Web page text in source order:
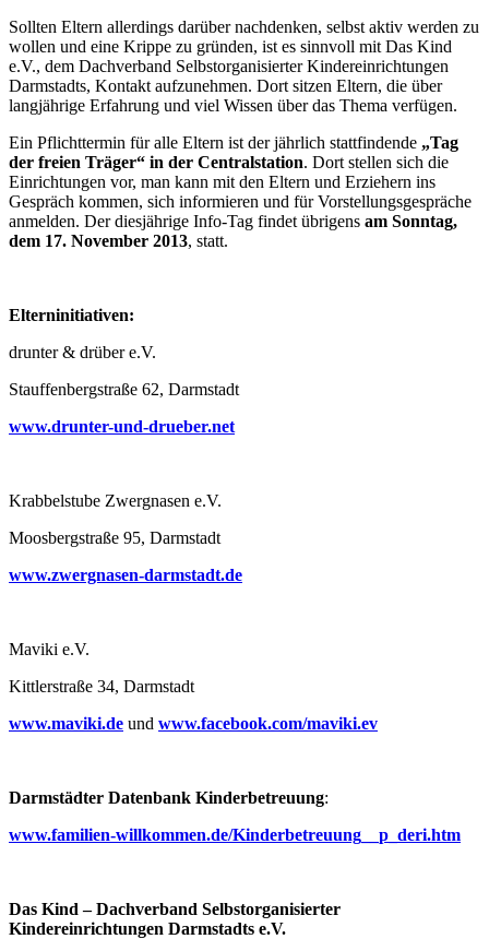
Sollten Eltern allerdings darüber nachdenken, selbst aktiv werden zu
wollen und eine Krippe zu gründen, ist es sinnvoll mit Das Kind
e.V., dem Dachverband Selbstorganisierter Kindereinrichtungen
Darmstadts, Kontakt aufzunehmen. Dort sitzen Eltern, die über
langjährige Erfahrung und viel Wissen über das Thema verfügen.
Ein Pflichttermin für alle Eltern ist der jährlich stattfindende „Tag
der freien Träger“ in der Centralstation. Dort stellen sich die
Einrichtungen vor, man kann mit den Eltern und Erziehern ins
Gespräch kommen, sich informieren und für Vorstellungsgespräche
anmelden. Der diesjährige Info-Tag findet übrigens am Sonntag,
dem 17. November 2013, statt.
Elterninitiativen:
drunter & drüber e.V.
Stauffenbergstraße 62, Darmstadt
www.drunter-und-drueber.net
Krabbelstube Zwergnasen e.V.
Moosbergstraße 95, Darmstadt
www.zwergnasen-darmstadt.de
Maviki e.V.
Kittlerstraße 34, Darmstadt
www.maviki.de und www.facebook.com/maviki.ev
Darmstädter Datenbank Kinderbetreuung:
www.familien-willkommen.de/Kinderbetreuung__p_deri.htm
Das Kind – Dachverband Selbstorganisierter
Kindereinrichtungen Darmstadts e.V.